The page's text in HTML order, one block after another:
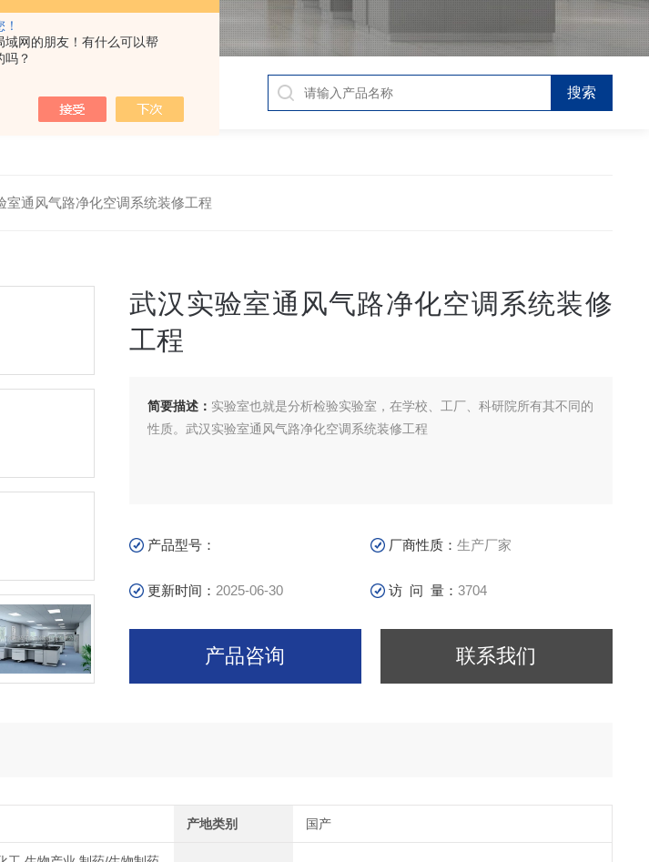
域网的朋友！有什么可以帮
吗？
室通风气路净化空调系统装修工程
武汉实验室通风气路净化空调系统装修
工程
简要描述： 实验室也就是分析检验实验室，在学校、工厂、科研院所有其不同的
性质。武汉实验室通风气路净化空调系统装修工程
产品型号： 厂商性质：生产厂家
更新时间： 2025-06-30 访 问 量：3704
产品咨询 联系我们
产地类别 国产